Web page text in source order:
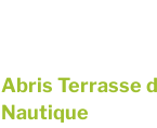
Abris Terrasse
Nautique